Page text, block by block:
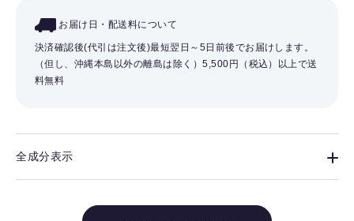
お届け日・配送料について
決済確認後(代引は注文後)最短翌日～5日前後でお届けします。
（但し、沖縄本島以外の離島は除く）5,500円（税込）以上で送
料無料
全成分表示